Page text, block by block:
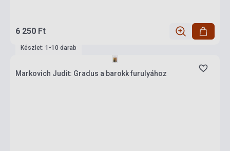
6 250 Ft
Készlet: 1-10 darab
Markovich Judit: Gradus a barokk furulyához